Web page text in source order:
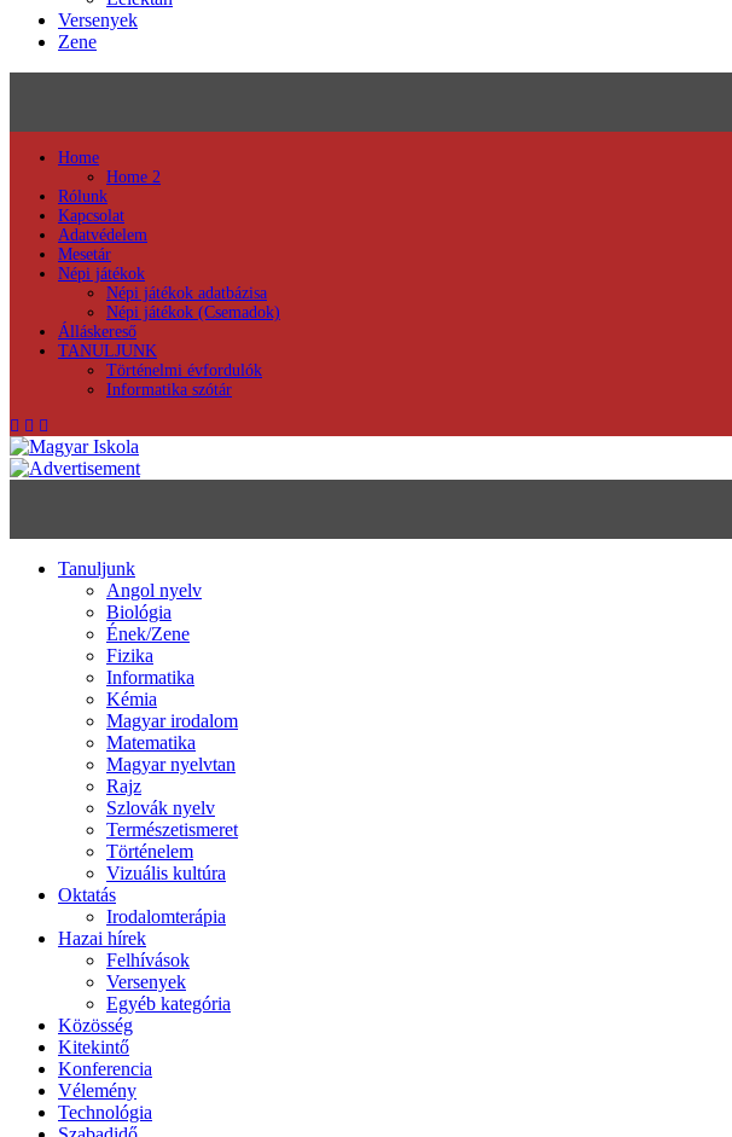
Versenyek
Zene
Home
Home 2
Rólunk
Kapcsolat
Adatvédelem
Mesetár
Népi játékok
Népi játékok adatbázisa
Népi játékok (Csemadok)
Álláskereső
TANULJUNK
Történelmi évfordulók
Informatika szótár
Tanuljunk
Angol nyelv
Biológia
Ének/Zene
Fizika
Informatika
Kémia
Magyar irodalom
Matematika
Magyar nyelvtan
Rajz
Szlovák nyelv
Természetismeret
Történelem
Vizuális kultúra
Oktatás
Irodalomterápia
Hazai hírek
Felhívások
Versenyek
Egyéb kategória
Közösség
Kitekintő
Konferencia
Vélemény
Technológia